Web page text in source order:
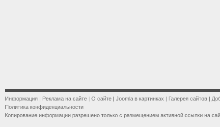
Информация | Реклама на сайте | О сайте | Joomla в картинках | Галерея сайтов |
Политика конфиденциальности
Копирование информации разрешено только с размещением активной ссылки на